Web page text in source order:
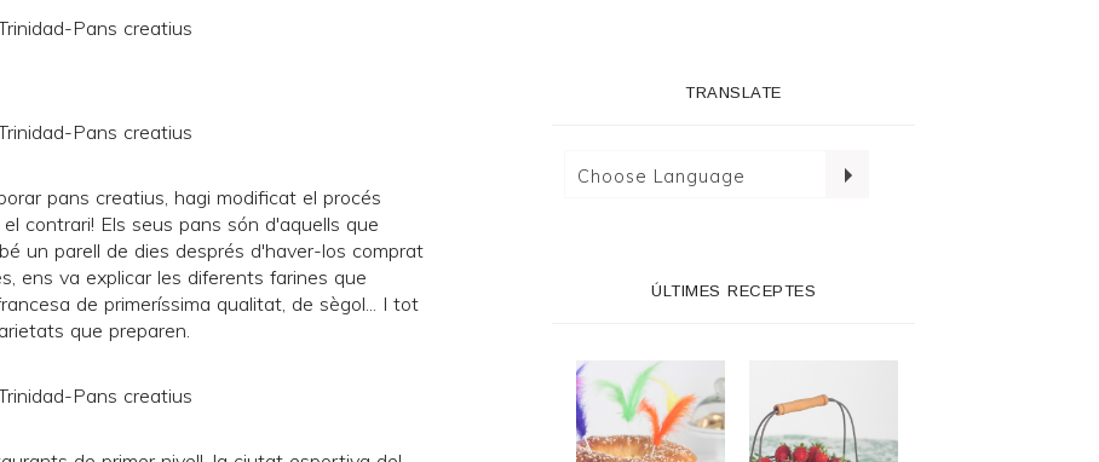
pans creatius, hagi modificat el procés
contrari! Els seus pans són d'aquells que
un parell de dies després d'haver-los comprat
ens va explicar les diferents farines que
de primeríssima qualitat, de sègol... I tot
que preparen.
TRANSLATE
ÚLTIMES RECEPTES